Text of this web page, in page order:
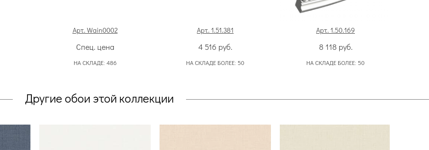
Арт. Wain0002
Спец. цена
НА СКЛАДЕ: 486
Арт. 1.51.381
4 516 руб.
НА СКЛАДЕ БОЛЕЕ: 50
Арт. 1.50.169
8 118 руб.
НА СКЛАДЕ БОЛЕЕ: 50
Другие обои этой коллекции